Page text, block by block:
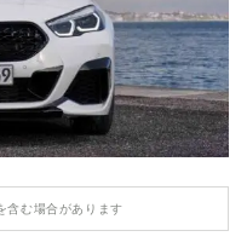
含む場合があります